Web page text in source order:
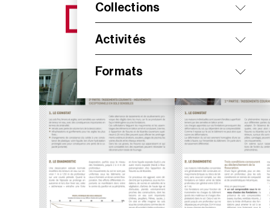
Collections
Activités
Formats
NOS NOUVEAUTÉS